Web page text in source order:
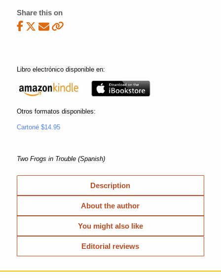
Share this on
Libro electrónico disponible en:
Otros formatos disponibles:
Cartoné $14.95
Two Frogs in Trouble (Spanish)
Description
About the author
You might also like
Editorial reviews